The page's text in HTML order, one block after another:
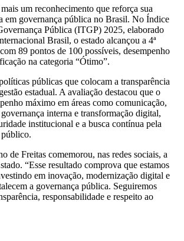
um reconhecimento que reforça sua
em governança pública no Brasil. No Índice
Pública (ITGP) 2025, elaborado
Brasil, o estado alcançou a 4ª
89 pontos de 100 possíveis, desempenho
na categoria “Ótimo”.
públicas que colocam a transparência
estadual. A avaliação destacou que o
máximo em áreas como comunicação,
interna e transformação digital,
institucional e a busca contínua pela
de Freitas comemorou, nas redes sociais, a
“Esse resultado comprova que estamos
em inovação, modernização digital e
a governança pública. Seguiremos
responsabilidade e respeito ao